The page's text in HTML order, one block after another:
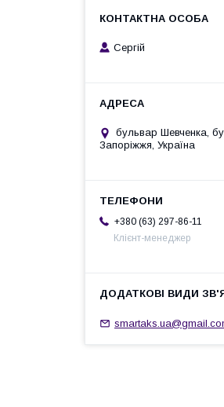
Cергій
бульвар Шевченка,
Запоріжжя, Україна
+380 (63) 297-86-11
Клієнт-менеджер